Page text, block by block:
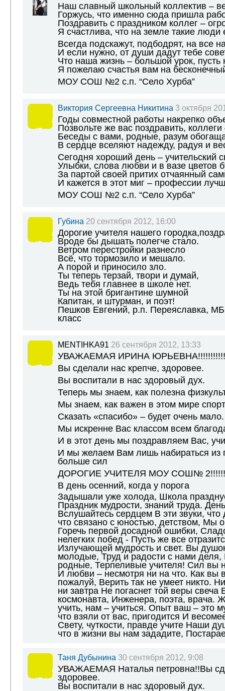
Наш славный школьный коллектив –
Горжусь, что именно сюда пришла
Поздравить с праздником коллег –
Я счастлива, что на земле такие люди
Всегда подскажут, подбодрят, на все
И если нужно, от души дадут тебе
Что наша жизнь – большой урок, пусть
Я пожелаю счастья вам на
МОУ СОШ №2 с.п. “Село Хурба”
Виктория Сергеевна Никитина 3 октября
Годы совместной работы накрепко
Позвольте же вас поздравить, коллеги
Беседы с вами, родные, разум
В сердце вселяют надежду, радуя и
Сегодня хороший день – учительский
Улыбки, слова любви и в вазе цветов
За партой своей притих отчаянный
И кажется в этот миг – профессии
МОУ СОШ №2 с.п. “Село Хурба”
Губина 20 сентября 2012, 16:00
Дорогие учителя нашего
Вроде бы дышать полегче стало.
Ветром перестройки разнесло
Всё, что тормозило и мешало.
А порой и приносило зло.
Ты теперь терзай, твори и думай,
Ведь тебя главнее в школе нет.
Ты на этой бригантине шумной
Капитан, и штурман, и поэт!
Пешков Евгений, р.п. Переяславка,
класс
MENTIHKA91 26 сентября 2012, 13:33
УВАЖАЕМАЯ ИРИНА
Вы сделали нас крепче, здоровее.
Вы воспитали в нас здоровый дух.
Теперь мы знаем, как полезна
Мы знаем, как важен в этом мире
Сказать «спасибо» – будет очень мало.
Мы искренне Вас классом всем
И в этот день мы поздравляем Вас,
И мы желаем Вам лишь набираться из
больше сил
ДОРОГИЕ УЧИТЕЛЯ МОУ СОШ№
В день осенний, когда у порога
Задышали уже холода, Школа
Праздник мудрости, знаний труда.
Вслушайтесь сердцем В эти звуки,
что связано с юностью, детством, Мы
Горечь первой досадной ошибки,
нелегких побед - Пусть же все
Излучающей мудрость и свет. Вы
молодые, Труд и радости с нами
родные, Терпеливые учителя! Сил вы
И любви – несмотря ни на что. Как вы
пожалуй, Верить так не умеет никто.
ни завтра Не погаснет той веры свеча
космонавта, Инженера, поэта, врача.
учить, нам – учиться. Опыт ваш – это
что взяли от вас, пригодится И
Свету, чуткости, правде учите Наши
что в жизни вы нам зададите,
Таня Дубынина 30 сентября 2012, 9:08
УВАЖАЕМАЯ Наталья петровна!!Вы
здоровее.
Вы воспитали в нас здоровый дух.